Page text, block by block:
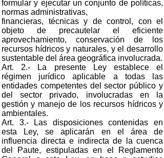
formular y ejecutar un conjunto de políticas,
normas administrativas,
financieras, técnicas y de control, con el
objeto de precautelar el eficiente
aprovechamiento, conservación de los
recursos hídricos y naturales, y el desarrollo
sustentable del área geográfica involucrada.
Art. 2.- La presente Ley establece el
régimen jurídico aplicable a todas las
entidades competentes del sector público y
del sector privado, involucradas en la
gestión y manejo de los recursos hídricos y
ambientales.
Art. 3.- Las disposiciones contenidas en
esta Ley, se aplicarán en el área de
influencia directa e indirecta de la cuenca
del Paute, estipuladas en el Reglamento